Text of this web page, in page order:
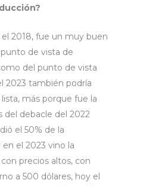
2018, fue un muy buen
de vista de
del punto de vista
2023 también podría
más porque fue la
del debacle del 2022
el 50% de la
el 2023 vino la
precios altos, con
a 500 dólares, hoy el